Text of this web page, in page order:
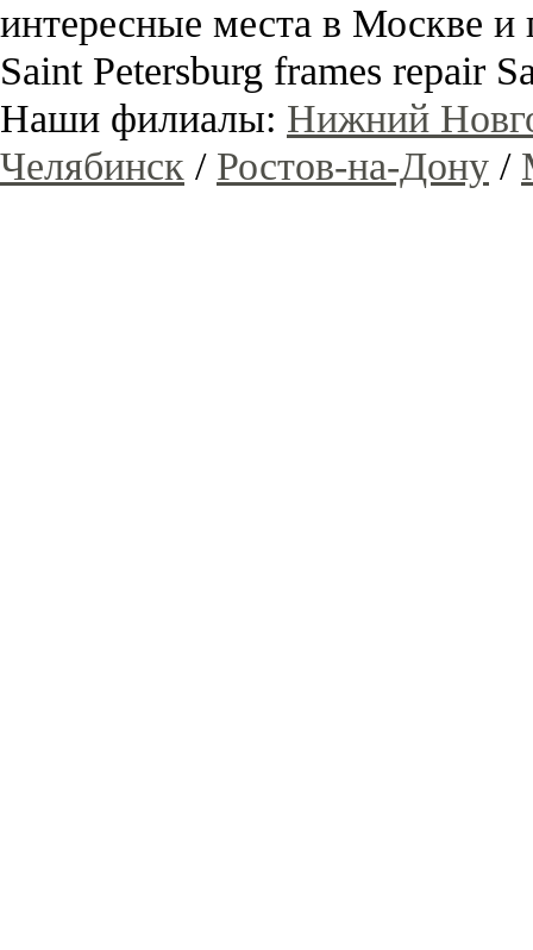
интересные места в Москве
Saint Petersburg frames repair
Наши филиалы: Нижний
Челябинск / Ростов-на-Дону /